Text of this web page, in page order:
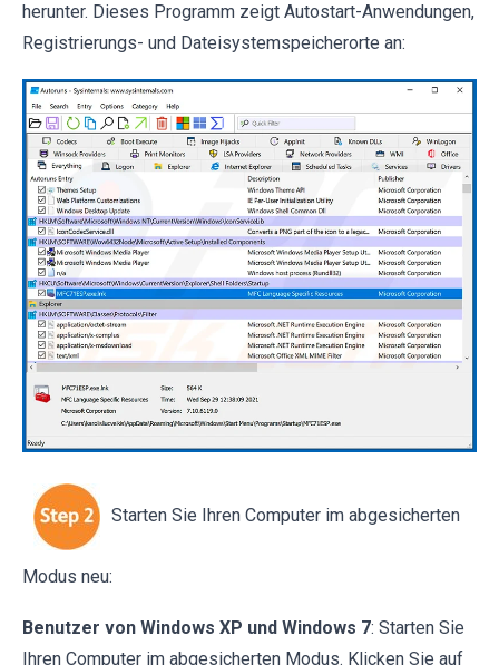
herunter. Dieses Programm zeigt Autostart-Anwendungen,
Registrierungs- und Dateisystemspeicherorte an:
Starten Sie Ihren Computer im abgesicherten
Modus neu:
Benutzer von Windows XP und Windows 7: Starten Sie
Ihren Computer im abgesicherten Modus. Klicken Sie auf